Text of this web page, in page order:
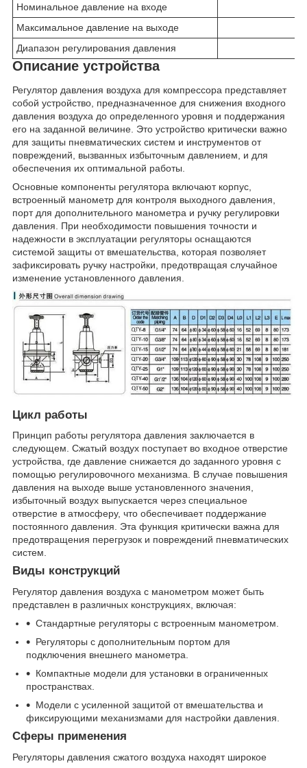
Номинальное давление на входе
Максимальное давление на выходе
Диапазон регулирования давления
Описание устройства
Регулятор давления воздуха для компрессора представляет
собой устройство, предназначенное для снижения входного
давления воздуха до определенного уровня и поддержания
его на заданной величине. Это устройство критически важно
для защиты пневматических систем и инструментов от
повреждений, вызванных избыточным давлением, и для
обеспечения их оптимальной работы.
Основные компоненты регулятора включают корпус,
встроенный манометр для контроля выходного давления,
порт для дополнительного манометра и ручку регулировки
давления. При необходимости повышения точности и
надежности в эксплуатации регуляторы оснащаются
системой защиты от вмешательства, которая позволяет
зафиксировать ручку настройки, предотвращая случайное
изменение установленного давления.
Цикл работы
Принцип работы регулятора давления заключается в
следующем. Сжатый воздух поступает во входное отверстие
устройства, где давление снижается до заданного уровня с
помощью регулировочного механизма. В случае повышения
давления на выходе выше установленного значения,
избыточный воздух выпускается через специальное
отверстие в атмосферу, что обеспечивает поддержание
постоянного давления. Эта функция критически важна для
предотвращения перегрузок и повреждений пневматических
систем.
Виды конструкций
Регулятор давления воздуха с манометром может быть
представлен в различных конструкциях, включая:
Стандартные регуляторы с встроенным манометром.
Регуляторы с дополнительным портом для
подключения внешнего манометра.
Компактные модели для установки в ограниченных
пространствах.
Модели с усиленной защитой от вмешательства и
фиксирующими механизмами для настройки давления.
Сферы применения
Регуляторы давления сжатого воздуха находят широкое